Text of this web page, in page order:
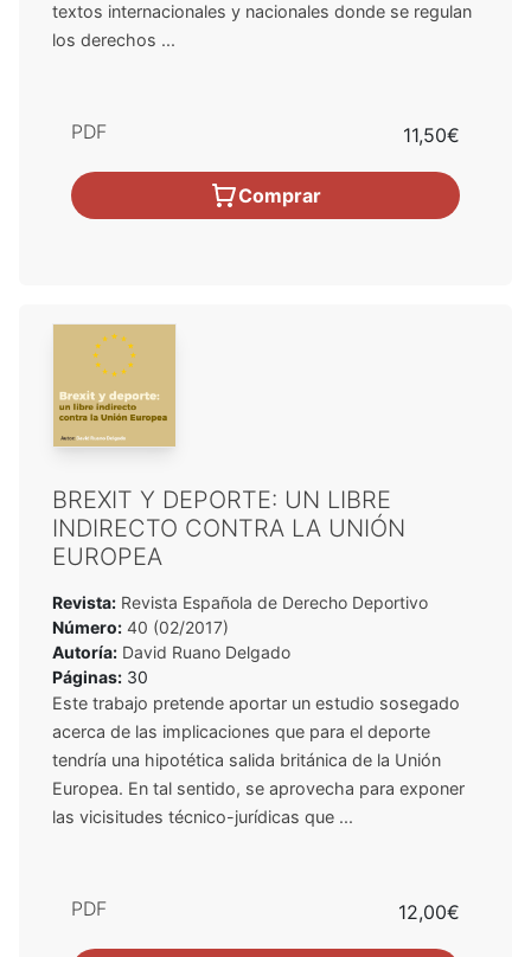
textos internacionales y nacionales donde se regulan
los derechos ...
PDF 11,50€
Comprar
BREXIT Y DEPORTE: UN LIBRE
INDIRECTO CONTRA LA UNIÓN
EUROPEA
Revista: Revista Española de Derecho Deportivo
Número: 40 (02/2017)
Autoría: David Ruano Delgado
Páginas: 30
Este trabajo pretende aportar un estudio sosegado
acerca de las implicaciones que para el deporte
tendría una hipotética salida británica de la Unión
Europea. En tal sentido, se aprovecha para exponer
las vicisitudes técnico-jurídicas que ...
PDF 12,00€